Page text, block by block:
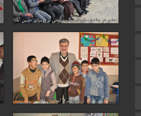
آپارات
اینستاگرام
اطلاعات سایت